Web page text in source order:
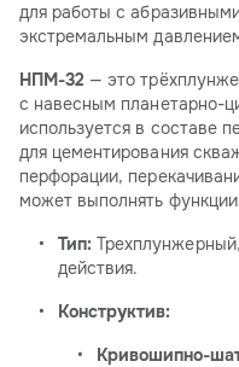
для работы с
экстремальным
НПМ-32 — это
с навесным планетарно-
используется в составе
для цементирования
перфорации,
может выполнять
Тип:
действия.
Конструктив:
Кривошипно-